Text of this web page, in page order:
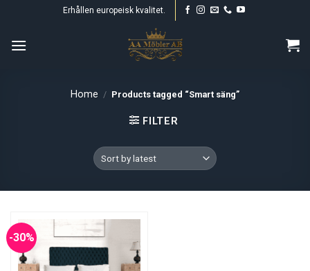
content
Erhållen europeisk kvalitet.
Home / Products tagged “Smart säng”
FILTER
-30%